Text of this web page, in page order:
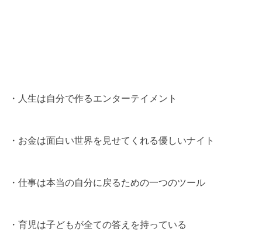
・人生は自分で作るエンターテイメント
・お金は面白い世界を見せてくれる優しいナイト
・仕事は本当の自分に戻るための一つのツール
・育児は子どもが全ての答えを持っている